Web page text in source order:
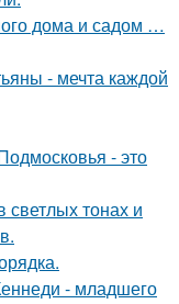
дома и садом …
- мечта каждой
- это
светлых тонах и
- младшего